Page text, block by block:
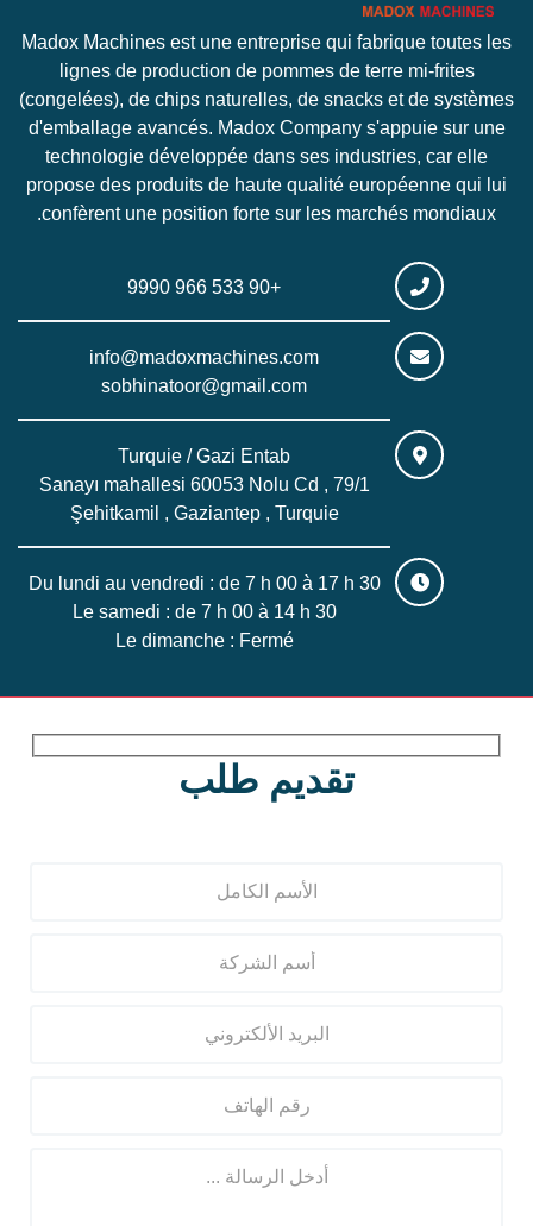
Madox Machines est une entreprise qui fabrique toutes les
lignes de production de pommes de terre mi-frites
(congelées), de chips naturelles, de snacks et de systèmes
d'emballage avancés. Madox Company s'appuie sur une
technologie développée dans ses industries, car elle
propose des produits de haute qualité européenne qui lui
confèrent une position forte sur les marchés mondiaux.
تقديم طلب
+90 533 966 9990
info@madoxmachines.com
sobhinatoor@gmail.com
Turquie / Gazi Entab
Sanayı mahallesi 60053 Nolu Cd , 79/1
Şehitkamil , Gaziantep , Turquie
Du lundi au vendredi : de 7 h 00 à 17 h 30
Le samedi : de 7 h 00 à 14 h 30
Le dimanche : Fermé